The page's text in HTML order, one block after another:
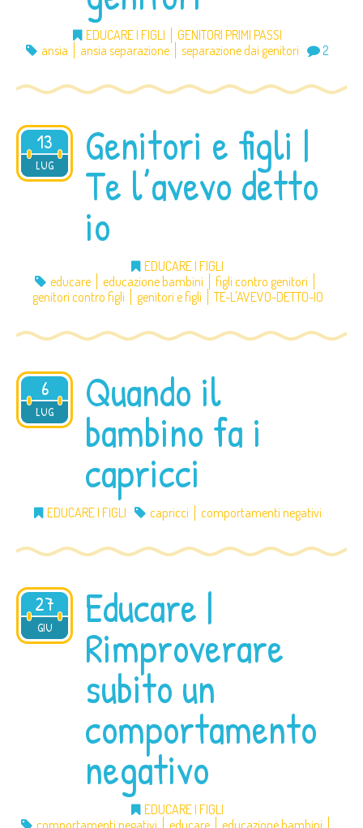
EDUCARE I FIGLI
GENITORI PRIMI PASSI
ansia
ansia separazione separazione dai genitori 2
13
LUG
2012 Genitori e figli |
Te l’avevo detto
io
EDUCARE I FIGLI
educare
educazione bambini
figli contro genitori
genitori contro figli
genitori e figli TE-L'AVEVO-DETTO-IO
6
LUG
2012 Quando il
bambino fa i
capricci
EDUCARE I FIGLI capricci comportamenti negativi
27
GIU
2012 Educare |
Rimproverare
subito un
comportamento
negativo
EDUCARE I FIGLI
comportamenti negativi
educare
educazione bambini